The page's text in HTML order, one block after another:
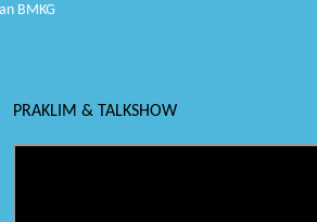
BMKG
PRAKLIM & TALKSHOW